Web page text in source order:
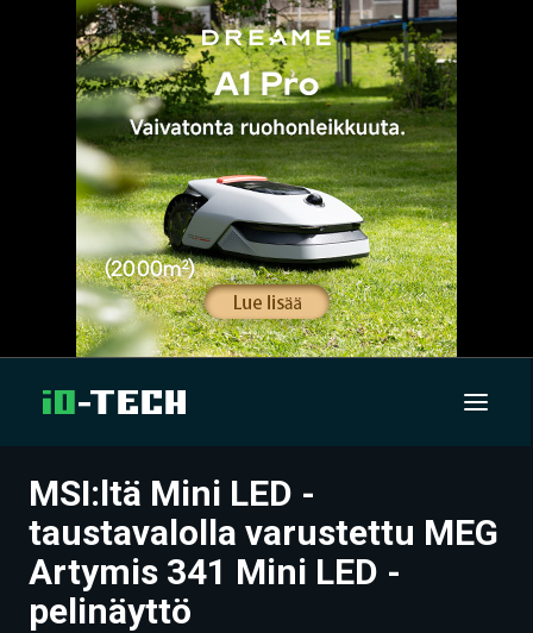
UUTISET
ARTIKKELIT
VIDEOT
MSI:ltä Mini LED -
taustavalolla varustettu MEG
Artymis 341 Mini LED -
pelinäyttö